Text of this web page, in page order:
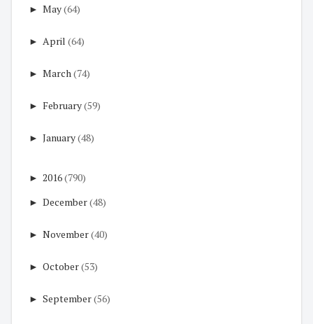
► May(64)
► April (64)
► March(74)
► February(59)
► January(48)
► 2016(790)
► December(48)
► November(40)
► October(53)
► September(56)